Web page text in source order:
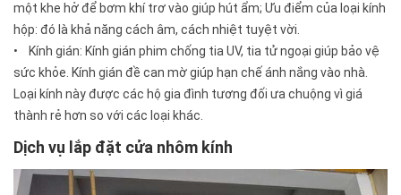
một khe hở để bơm khí trơ vào giúp hút ẩm; Ưu điểm của loại kính
hộp: đó là khả năng cách âm, cách nhiệt tuyệt vời.
• Kính gián: Kính gián phim chống tia UV, tia tử ngoại giúp bảo vệ
sức khỏe. Kính gián đề can mờ giúp hạn chế ánh nắng vào nhà.
Loại kính này được các hộ gia đình tương đối ưa chuộng vì giá
thành rẻ hơn so với các loại khác.
Dịch vụ lắp đặt cửa nhôm kính